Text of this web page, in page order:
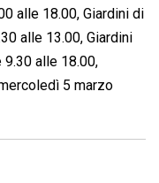
alle 18.00, Giardini di
alle 13.00, Giardini
alle 18.00,
5 marzo